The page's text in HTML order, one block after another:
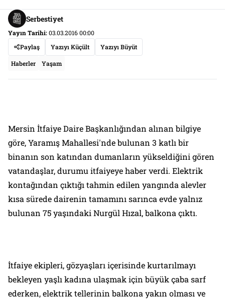
Serbestiyet
Yayın Tarihi:03.03.2016 00:00
Paylaş
Yazıyı Küçült Yazıyı Büyüt
Haberler Yaşam
Mersin İtfaiye Daire Başkanlığından alınan bilgiye
göre, Yaramış Mahallesi'nde bulunan 3 katlı bir
binanın son katından dumanların yükseldiğini gören
vatandaşlar, durumu itfaiyeye haber verdi. Elektrik
kontağından çıktığı tahmin edilen yangında alevler
kısa sürede dairenin tamamını sarınca evde yalnız
bulunan 75 yaşındaki Nurgül Hızal, balkona çıktı.
İtfaiye ekipleri, gözyaşları içerisinde kurtarılmayı
bekleyen yaşlı kadına ulaşmak için büyük çaba sarf
ederken, elektrik tellerinin balkona yakın olması ve